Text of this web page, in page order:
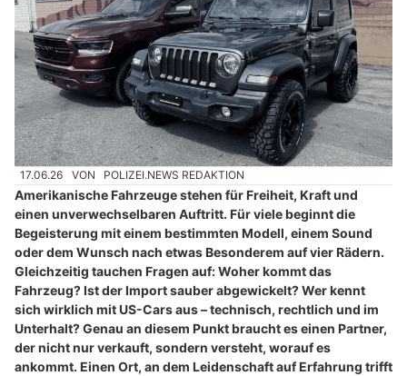
17.06.26 VON POLIZEI.NEWS REDAKTION
Amerikanische Fahrzeuge stehen für Freiheit, Kraft und
einen unverwechselbaren Auftritt. Für viele beginnt die
Begeisterung mit einem bestimmten Modell, einem Sound
oder dem Wunsch nach etwas Besonderem auf vier Rädern.
Gleichzeitig tauchen Fragen auf: Woher kommt das
Fahrzeug? Ist der Import sauber abgewickelt? Wer kennt
sich wirklich mit US-Cars aus – technisch, rechtlich und im
Unterhalt? Genau an diesem Punkt braucht es einen Partner,
der nicht nur verkauft, sondern versteht, worauf es
ankommt. Einen Ort, an dem Leidenschaft auf Erfahrung trifft